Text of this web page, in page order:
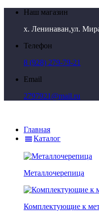
Наш магазин
х. Ленинаван,ул.
Телефон
8 (928) 279-79-21
Email
2797921@mail.ru
Главная
Каталог
Металлочерепица
Комплектующие к